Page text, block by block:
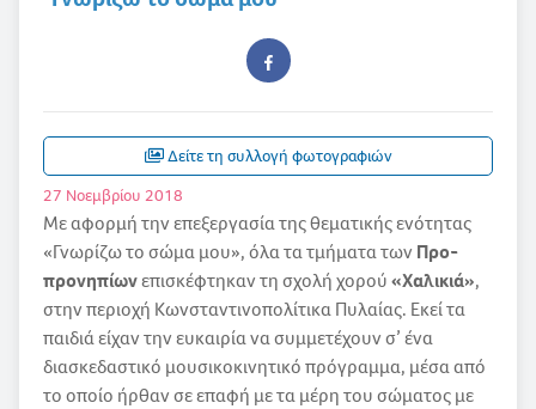
Δείτε τη συλλογή φωτογραφιών
27 Νοεμβρίου 2018
Με αφορμή την επεξεργασία της θεματικής ενότητας
«Γνωρίζω το σώμα μου», όλα τα τμήματα τωνΠρο-
προνηπίωνεπισκέφτηκαν τη σχολή χορού«Χαλικιά»,
στην περιοχή Κωνσταντινοπολίτικα Πυλαίας. Εκεί τα
παιδιά είχαν την ευκαιρία να συμμετέχουν σ’ ένα
διασκεδαστικό μουσικοκινητικό πρόγραμμα, μέσα από
το οποίο ήρθαν σε επαφή με τα μέρη του σώματος με